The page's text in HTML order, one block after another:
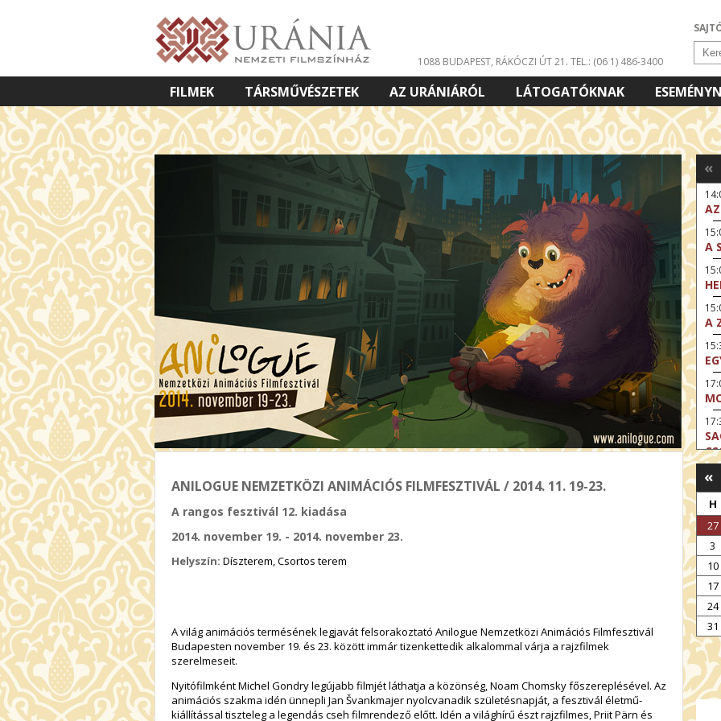
1088 BUDAPEST, RÁKÓCZI ÚT 21. TEL.: (06 1) 486-3400
FILMEK TÁRSMŰVÉSZETEK AZ URÁNIÁRÓL LÁTOGATÓKNAK
VETÍTETT KÉPES ELŐADÁSOK
ANILOGUE NEMZETKÖZI ANIMÁCIÓS FILMFESZTIVÁL / 2014. 11. 19-23.
A rangos fesztivál 12. kiadása
2014. november 19. - 2014. november 23.
Helyszín: Díszterem, Csortos terem
A világ animációs termésének legjavát felsorakoztató Anilogue Nemzetközi Animációs Filmfesztivál
Budapesten november 19. és 23. között immár tizenkettedik alkalommal várja a rajzfilmek
szerelmeseit.
Nyitófilmként Michel Gondry legújabb filmjét láthatja a közönség, Noam Chomsky főszereplésével. Az
animációs szakma idén ünnepli Jan Švankmajer nyolcvanadik születésnapját, a fesztivál életmű-
kiállítással tiszteleg a legendás cseh filmrendező előtt. Idén a világhírű észt rajzfilmes, Priit Pärn és
«
A
A
«
H
27
3
10
17
24
31